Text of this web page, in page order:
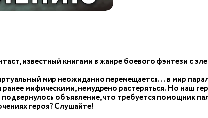
известный книгами в жанре боевого фэнтези с
мир неожиданно перемещается... в мир
мифическими, немудрено растеряться. Но наш
объявление, что требуется помощник
героя? Слушайте!